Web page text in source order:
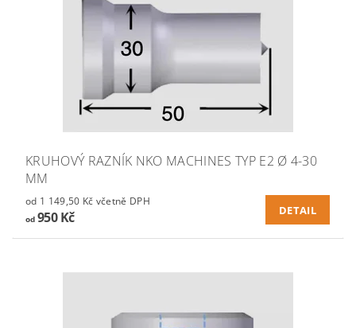
KRUHOVÝ RAZNÍK NKO MACHINES TYP E2 Ø 4-30
MM
od 1 149,50 Kč včetně DPH
od950 Kč DETAIL